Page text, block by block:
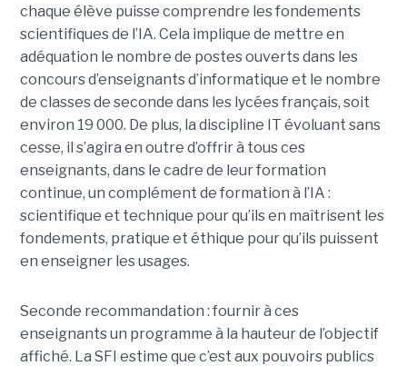
chaque élève puisse comprendre les fondements
scientifiques de l’IA. Cela implique de mettre en
adéquation le nombre de postes ouverts dans les
concours d’enseignants d’informatique et le nombre
de classes de seconde dans les lycées français, soit
environ 19 000. De plus, la discipline IT évoluant sans
cesse, il s’agira en outre d’offrir à tous ces
enseignants, dans le cadre de leur formation
continue, un complément de formation à l’IA :
scientifique et technique pour qu’ils en maîtrisent les
fondements, pratique et éthique pour qu’ils puissent
en enseigner les usages.
Seconde recommandation : fournir à ces
enseignants un programme à la hauteur de l’objectif
affiché. La SFI estime que c’est aux pouvoirs publics